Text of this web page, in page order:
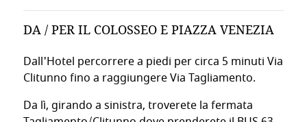
Il bar interno con accesso al cortile offre un ambiente
CONCIERGE 24H
DA / PER IL COLOSSEO E PIAZZA VENEZIA
Dall'Hotel percorrere a piedi per circa 5 minuti Via
Clitunno fino a raggiungere Via Tagliamento.
Da lì, girando a sinistra, troverete la fermata